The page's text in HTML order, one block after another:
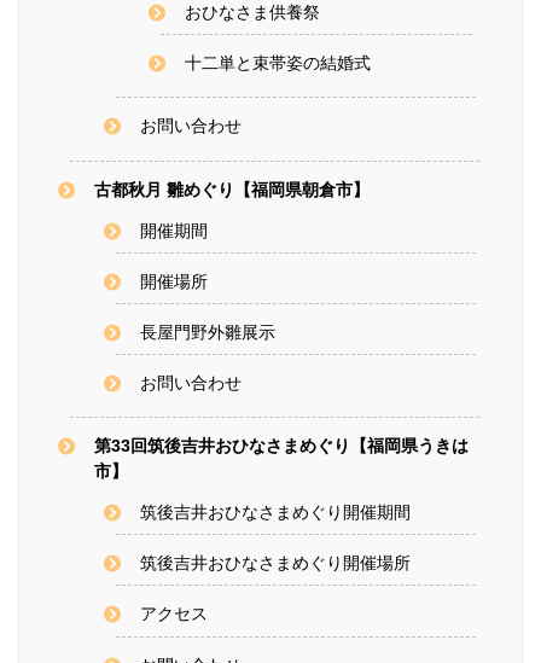
おひなさま供養祭
十二単と束帯姿の結婚式
お問い合わせ
古都秋月 雛めぐり【福岡県朝倉市】
開催期間
開催場所
長屋門野外雛展示
お問い合わせ
第33回筑後吉井おひなさまめぐり【福岡県うきは
市】
筑後吉井おひなさまめぐり開催期間
筑後吉井おひなさまめぐり開催場所
アクセス